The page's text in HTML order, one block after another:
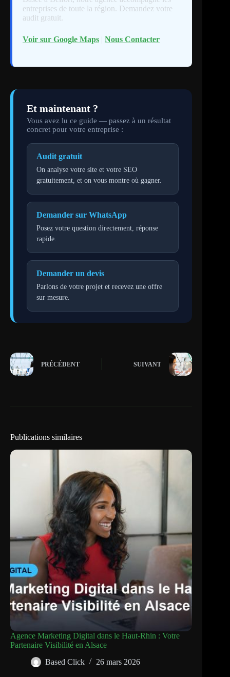
entreprises de toute la région. Demandez votre
audit gratuit.
Voir sur Google Maps | Nous Contacter
Et maintenant ?
Vous avez lu ce guide — passez à un résultat
concret pour votre entreprise :
Audit gratuit
On analyse votre site et votre SEO
gratuitement, et on vous montre où gagner.
Demander sur WhatsApp
Posez votre question directement, réponse
rapide.
Demander un devis
Parlons de votre projet et recevez une offre
sur mesure.
PRÉCÉDENT SUIVANT
Publications similaires
Agence Marketing Digital dans le Haut-Rhin : Votre
Partenaire Visibilité en Alsace
Based Click
26 mars 2026